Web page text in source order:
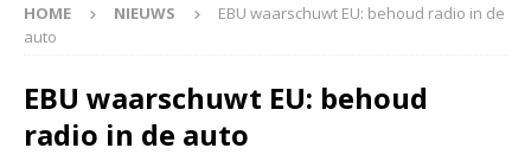
HOME NIEUWS
EBU waarschuwt EU: behoud radio in de
auto
EBU waarschuwt EU: behoud
radio in de auto